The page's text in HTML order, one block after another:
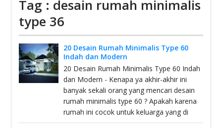
Tag : desain rumah minimalis
type 36
20 Desain Rumah Minimalis Type 60
Indah dan Modern
20 Desain Rumah Minimalis Type 60 Indah
dan Modern - Kenapa ya akhir-akhir ini
banyak sekali orang yang mencari desain
rumah minimalis type 60 ? Apakah karena
rumah ini cocok untuk keluarga yang di